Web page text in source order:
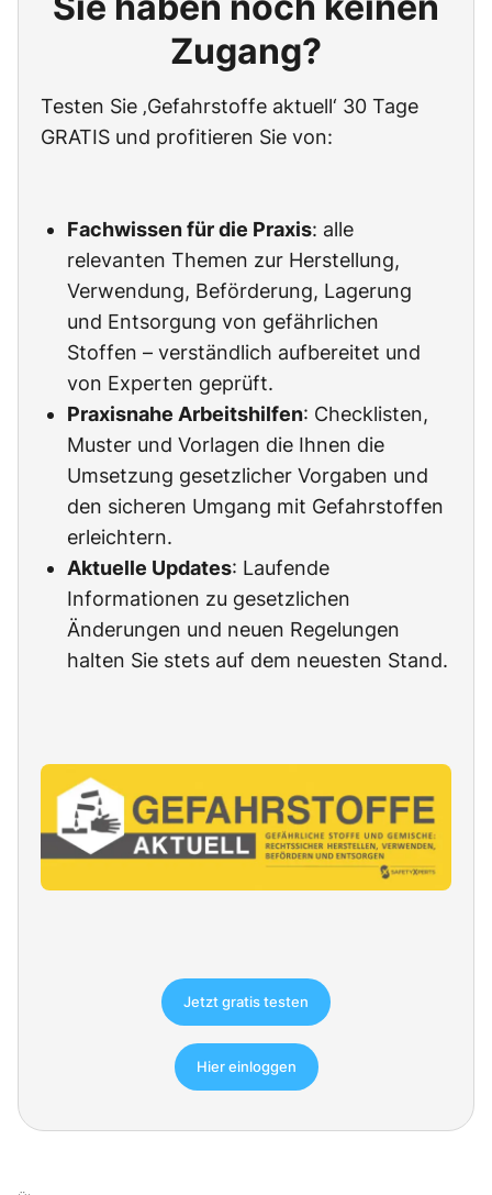
Zugang?
Testen Sie ‚Gefahrstoffe aktuell‘ 30 Tage
GRATIS und profitieren Sie von:
Fachwissen für die Praxis: alle
relevanten Themen zur Herstellung,
Verwendung, Beförderung, Lagerung
und Entsorgung von gefährlichen
Stoffen – verständlich aufbereitet und
von Experten geprüft.
Praxisnahe Arbeitshilfen: Checklisten,
Muster und Vorlagen die Ihnen die
Umsetzung gesetzlicher Vorgaben und
den sicheren Umgang mit Gefahrstoffen
erleichtern.
Aktuelle Updates: Laufende
Informationen zu gesetzlichen
Änderungen und neuen Regelungen
halten Sie stets auf dem neuesten Stand.
Jetzt gratis testen
Hier einloggen